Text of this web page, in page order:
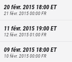
20 févr. 2015 18:00ET
21 févr. 2015 00:00FR
11 févr. 2015 19:00ET
12 févr. 2015 01:00FR
09 févr. 2015 18:00ET
10 févr. 2015 00:00FR